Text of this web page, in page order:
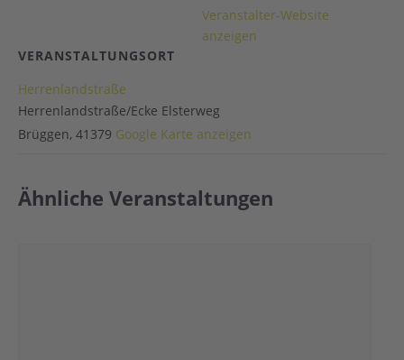
VERANSTALTUNGSORT
Herrenlandstraße
Herrenlandstraße/Ecke Elsterweg
Brüggen, 41379 Google Karte anzeigen
Veranstalter-Website
anzeigen
Ähnliche Veranstaltungen